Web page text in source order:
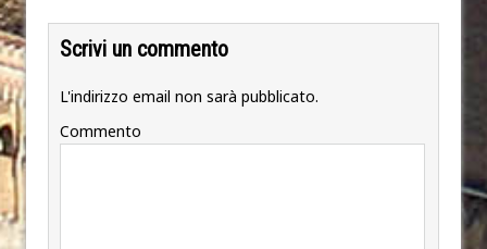
Scrivi un commento
L'indirizzo email non sarà pubblicato.
Commento